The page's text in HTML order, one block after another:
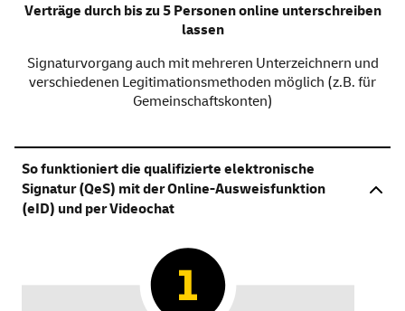
Verträge durch bis zu 5 Personenonline unterschreiben
lassen
Signaturvorgang auch mit mehreren Unterzeichnern und
verschiedenen Legitimationsmethoden möglich (z.B. für
Gemeinschaftskonten)
So funktioniert die qualifizierte elektronische
Signatur (QeS) mit der Online-Ausweisfunktion
(eID) und per Videochat